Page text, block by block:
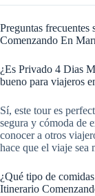
Preguntas
Comenzando En
¿Es Privado 4 Dias
bueno para viajeros
Sí, este tour es
segura y cómoda de
conocer a otros
hace que el viaje sea
¿Qué tipo de
Itinerario